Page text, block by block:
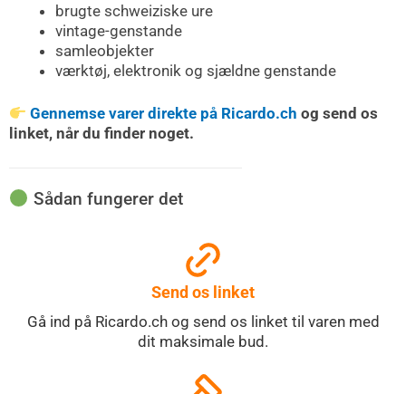
brugte schweiziske ure
vintage-genstande
samleobjekter
værktøj, elektronik og sjældne genstande
Gennemse varer direkte på Ricardo.ch og send os
linket, når du finder noget.
Sådan fungerer det
Send os linket
Gå ind på Ricardo.ch og send os linket til varen med
dit maksimale bud.